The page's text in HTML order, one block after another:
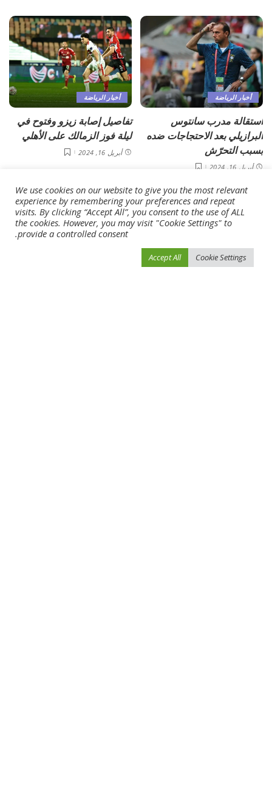
أخبار الرياضة
استقالة مدرب سانتوس
البرازيلي بعد الاحتجاجات ضده
بسبب التحرّش
أبريل 16, 2024
أخبار الرياضة
تفاصيل إصابة زيزو وفتوح في
ليلة فوز الزمالك على الأهلي
أبريل 16, 2024
Load More
انطلاق البطولة الرمضانية الثالثة للهوكي الخماسي في الشارقة
We use cookies on our website to give you the most relevant
experience by remembering your preferences and repeat
visits. By clicking “Accept All”, you consent to the use of ALL
the cookies. However, you may visit "Cookie Settings" to
provide a controlled consent.
Cookie Settings
Accept All